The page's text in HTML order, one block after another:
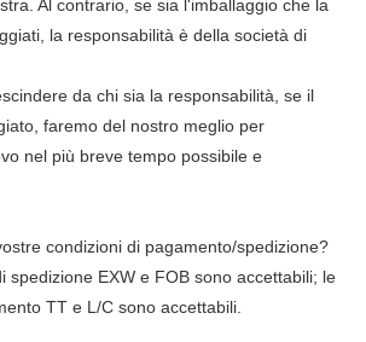
Al contrario, se sia l'imballaggio che la
la responsabilità è della società di
da chi sia la responsabilità, se il
faremo del nostro meglio per
nel più breve tempo possibile e
condizioni di pagamento/spedizione?
spedizione EXW e FOB sono accettabili; le
TT e L/C sono accettabili.